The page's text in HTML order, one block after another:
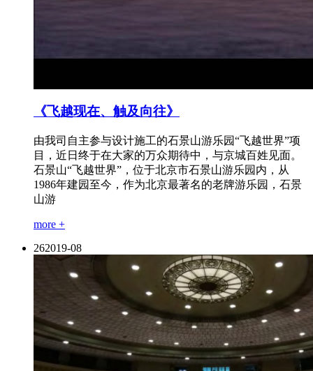
《飞越现在、触及向往》
由我司自主参与设计施工的石景山游乐园“飞越世界”项
目，近日终于在大家的万众期待中，与京城百姓见面。
石景山“飞越世界”，位于北京市石景山游乐园内，从
1986年建园至今，作为北京最著名的老牌游乐园，石景
山游
more +
262019-08